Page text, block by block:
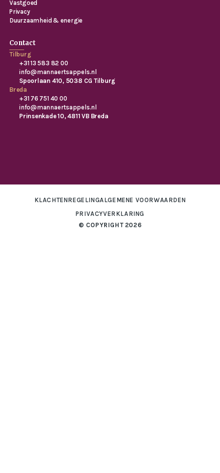
Vastgoed
Privacy
Duurzaamheid & energie
Contact
Tilburg
+31 13 583 82 00
info@mannaertsappels.nl
Spoorlaan 410, 5038 CG Tilburg
Breda
+31 76 751 40 00
info@mannaertsappels.nl
Prinsenkade 10, 4811 VB Breda
KLACHTENREGELINGALGEMENE VOORWAARDEN
PRIVACYVERKLARING
© COPYRIGHT 2026